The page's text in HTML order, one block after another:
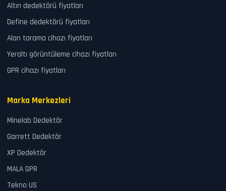
Altın dedektörü fiyatları
Define dedektörü fiyatları
Alan tarama cihazı fiyatları
Yeraltı görüntüleme cihazı fiyatları
GPR cihazı fiyatları
Marka Merkezleri
Minelab Dedektör
Garrett Dedektör
XP Dedektör
MALA GPR
Tekno US